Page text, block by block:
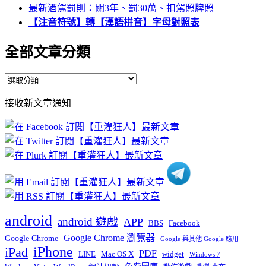
最新酒駕罰則：關3年、罰30萬、扣駕照牌照
【注音符號】轉【漢語拼音】字母對照表
全部文章分類
全
文
章
分
類
接收新文章通知
android android 遊戲 APP BBS Facebook
Google Chrome Google Chrome 瀏覽器 Google 與其他 Google 應用
iPad iPhone LINE Mac OS X PDF widget Windows 7